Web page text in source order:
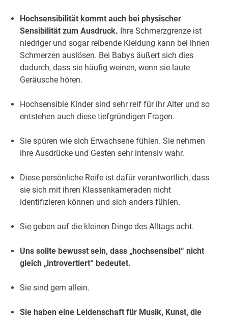
Hochsensibilität kommt auch bei physischer
Sensibilität zum Ausdruck. Ihre Schmerzgrenze ist
niedriger und sogar reibende Kleidung kann bei ihnen
Schmerzen auslösen. Bei Babys äußert sich dies
dadurch, dass sie häufig weinen, wenn sie laute
Geräusche hören.
Hochsensible Kinder sind sehr reif für ihr Alter und so
entstehen auch diese tiefgründigen Fragen.
Sie spüren wie sich Erwachsene fühlen. Sie nehmen
ihre Ausdrücke und Gesten sehr intensiv wahr.
Diese persönliche Reife ist dafür verantwortlich, dass
sie sich mit ihren Klassenkameraden nicht
identifizieren können und sich anders fühlen.
Sie geben auf die kleinen Dinge des Alltags acht.
Uns sollte bewusst sein, dass „hochsensibel“ nicht
gleich „introvertiert“ bedeutet.
Sie sind gern allein.
Sie haben eine Leidenschaft für Musik, Kunst, die